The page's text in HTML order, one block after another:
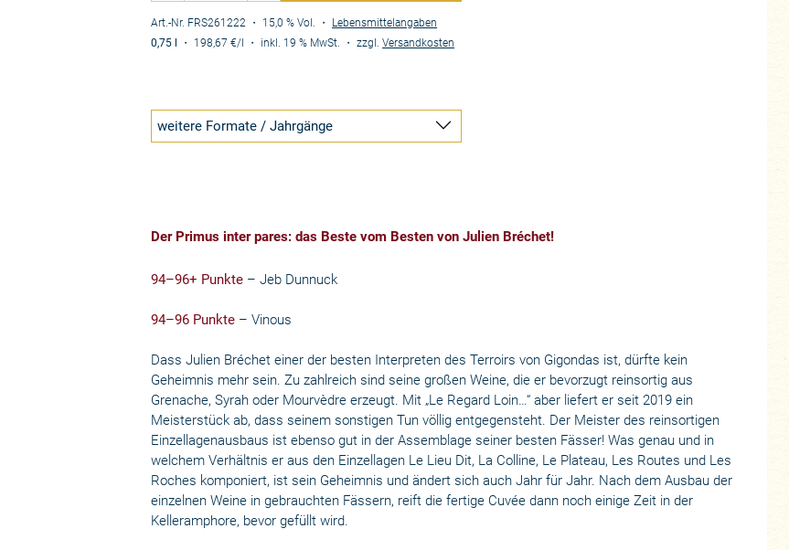
Art.-Nr. FRS261222 ・ 15,0 % Vol. ・ Lebensmittelangaben
0,75 l ・ 198,67 €/l ・ inkl. 19 % MwSt. ・zzgl.Versandkosten
weitere Formate / Jahrgänge
Der Primus inter pares: das Beste vom Besten von Julien Bréchet!
94–96+ Punkte –Jeb Dunnuck
94–96 Punkte –Vinous
Dass Julien Bréchet einer der besten Interpreten des Terroirs von Gigondas ist, dürfte kein
Geheimnis mehr sein. Zu zahlreich sind seine großen Weine, die er bevorzugt reinsortig aus
Grenache, Syrah oder Mourvèdre erzeugt. Mit „Le Regard Loin…“ aber liefert er seit 2019 ein
Meisterstück ab, dass seinem sonstigen Tun völlig entgegensteht. Der Meister des reinsortigen
Einzellagenausbaus ist ebenso gut in der Assemblage seiner besten Fässer! Was genau und in
welchem Verhältnis er aus den Einzellagen Le Lieu Dit, La Colline, Le Plateau, Les Routes und Les
Roches komponiert, ist sein Geheimnis und ändert sich auch Jahr für Jahr. Nach dem Ausbau der
einzelnen Weine in gebrauchten Fässern, reift die fertige Cuvée dann noch einige Zeit in der
Kelleramphore, bevor gefüllt wird.